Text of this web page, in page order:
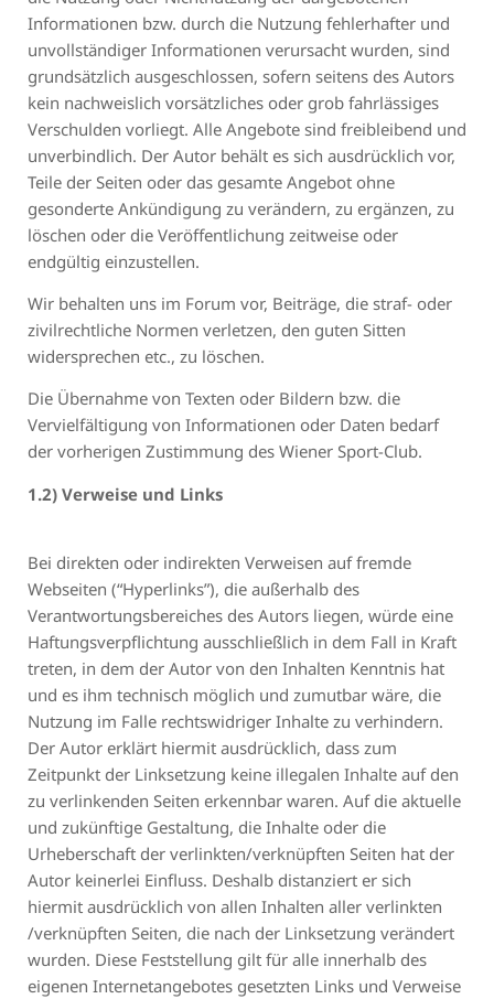
Informationen bzw. durch die Nutzung fehlerhafter und
unvollständiger Informationen verursacht wurden, sind
grundsätzlich ausgeschlossen, sofern seitens des Autors
kein nachweislich vorsätzliches oder grob fahrlässiges
Verschulden vorliegt. Alle Angebote sind freibleibend und
unverbindlich. Der Autor behält es sich ausdrücklich vor,
Teile der Seiten oder das gesamte Angebot ohne
gesonderte Ankündigung zu verändern, zu ergänzen, zu
löschen oder die Veröffentlichung zeitweise oder
endgültig einzustellen.
Wir behalten uns im Forum vor, Beiträge, die straf- oder
zivilrechtliche Normen verletzen, den guten Sitten
widersprechen etc., zu löschen.
Die Übernahme von Texten oder Bildern bzw. die
Vervielfältigung von Informationen oder Daten bedarf
der vorherigen Zustimmung des Wiener Sport-Club.
1.2) Verweise und Links
Bei direkten oder indirekten Verweisen auf fremde
Webseiten (“Hyperlinks”), die außerhalb des
Verantwortungsbereiches des Autors liegen, würde eine
Haftungsverpflichtung ausschließlich in dem Fall in Kraft
treten, in dem der Autor von den Inhalten Kenntnis hat
und es ihm technisch möglich und zumutbar wäre, die
Nutzung im Falle rechtswidriger Inhalte zu verhindern.
Der Autor erklärt hiermit ausdrücklich, dass zum
Zeitpunkt der Linksetzung keine illegalen Inhalte auf den
zu verlinkenden Seiten erkennbar waren. Auf die aktuelle
und zukünftige Gestaltung, die Inhalte oder die
Urheberschaft der verlinkten/verknüpften Seiten hat der
Autor keinerlei Einfluss. Deshalb distanziert er sich
hiermit ausdrücklich von allen Inhalten aller verlinkten
/verknüpften Seiten, die nach der Linksetzung verändert
wurden. Diese Feststellung gilt für alle innerhalb des
eigenen Internetangebotes gesetzten Links und Verweise